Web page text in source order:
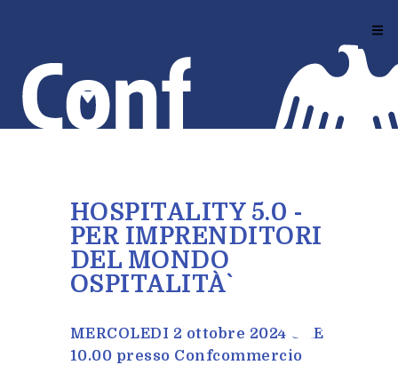
principale
HOSPITALITY 5.0 -
PER IMPRENDITORI
DEL MONDO
OSPITALITÀ`
MERCOLEDI 2 ottobre 2024 ORE
10.00 presso Confcommercio